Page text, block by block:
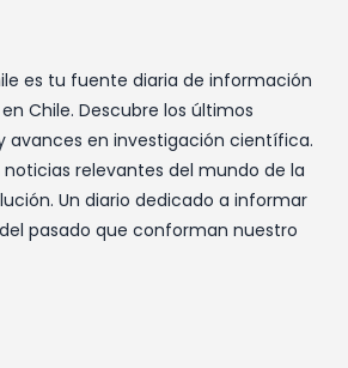
es tu fuente diaria de información
Chile. Descubre los últimos
avances en investigación científica.
relevantes del mundo de la
Un diario dedicado a informar
pasado que conforman nuestro